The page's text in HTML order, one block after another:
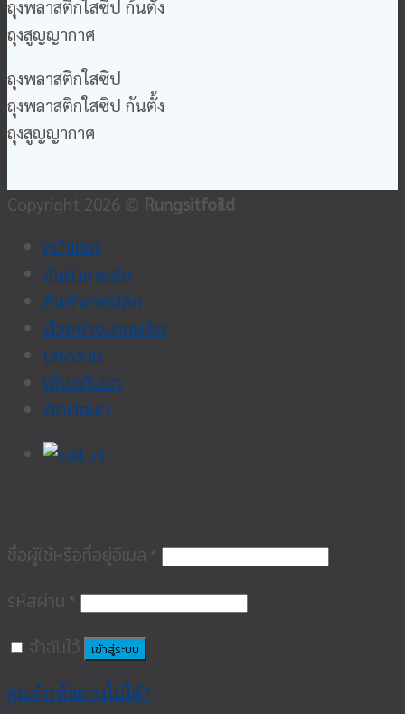
ถุงพลาสติกใสซิป ก้นตั้ง
ถุงสูญญากาศ
ถุงพลาสติกใสซิป
ถุงพลาสติกใสซิป ก้นตั้ง
ถุงสูญญากาศ
Copyright 2026 © Rungsitfoild
หน้าแรก
สินค้าขายส่ง
สินค้าขายปลีก
ตัวอย่างงานผลิต
บทความ
เกียวกับเรา
ติดต่อเรา
ชื่อผู้ใช้หรือที่อยู่อีเมล *
รหัสผ่าน *
จำฉันไว้ เข้าสู่ระบบ
คุณจำรหัสผ่านไม่ได้?